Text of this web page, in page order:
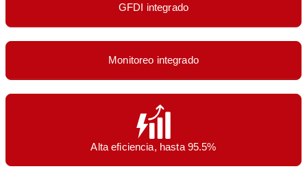
GFDI integrado
Monitoreo integrado
Alta eficiencia, hasta 95.5%